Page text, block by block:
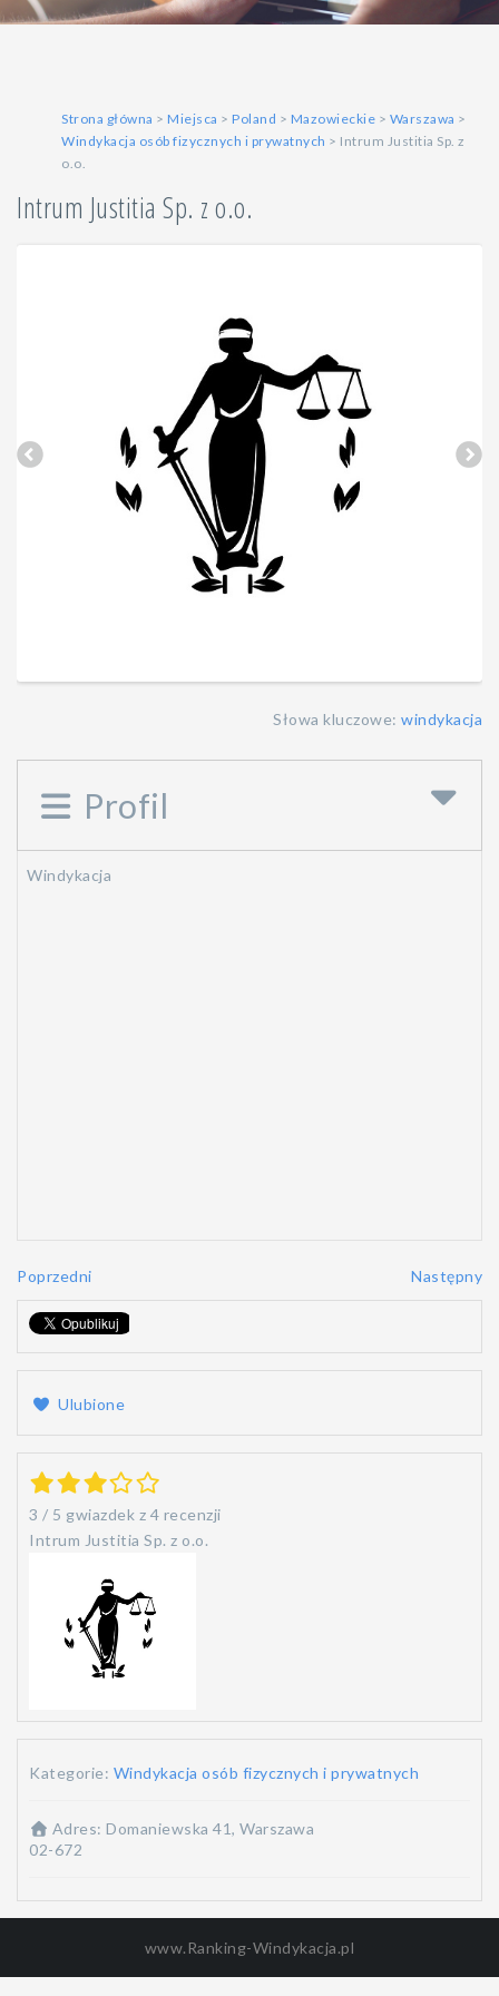
Strona główna > Miejsca > Poland > Mazowieckie > Warszawa >
Windykacja osób fizycznych i prywatnych > Intrum Justitia Sp. z
o.o.
Intrum Justitia Sp. z o.o.
Słowa kluczowe: windykacja
Profil
Windykacja
Poprzedni Następny
Ulubione
3 / 5 gwiazdek z 4 recenzji
Intrum Justitia Sp. z o.o.
Kategorie: Windykacja osób fizycznych i prywatnych
Adres: Domaniewska 41, Warszawa
02-672
www.Ranking-Windykacja.pl